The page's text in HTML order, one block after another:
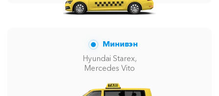
Минивэн
Hyundai Starex,
Mercedes Vito